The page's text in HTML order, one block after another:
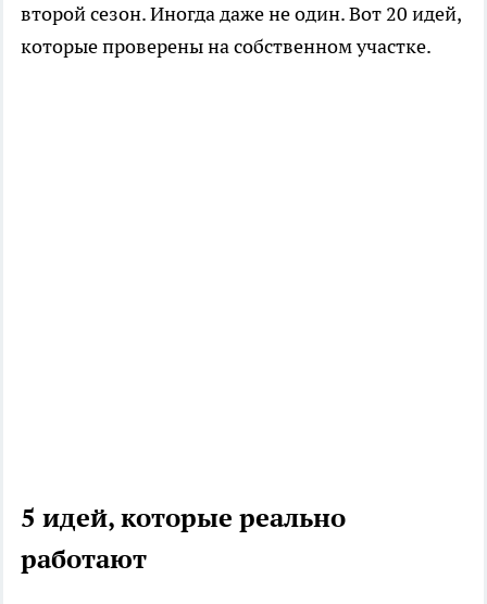
второй сезон. Иногда даже не один. Вот 20 идей,
которые проверены на собственном участке.
5 идей, которые реально
работают